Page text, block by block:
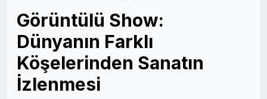
Görüntülü Show:
Dünyanın Farklı
Köşelerinden Sanatın
İzlenmesi